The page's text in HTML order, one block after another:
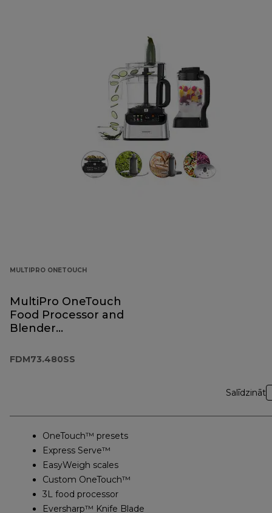
MULTIPRO ONETOUCH
MultiPro OneTouch
Food Processor and
Blender
FDM73.480SS
Salīdzināt
OneTouch™ presets
Express Serve™
EasyWeigh scales
Custom OneTouch™
3L food processor
Eversharp™ Knife Blade